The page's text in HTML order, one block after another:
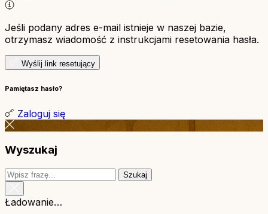
Jeśli podany adres e-mail istnieje w naszej bazie,
otrzymasz wiadomość z instrukcjami resetowania hasła.
Wyślij link resetujący
Pamiętasz hasło?
Zaloguj się
Wyszukaj
Szukaj
Ładowanie…